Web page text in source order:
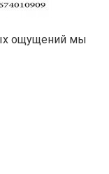
ощущений мы